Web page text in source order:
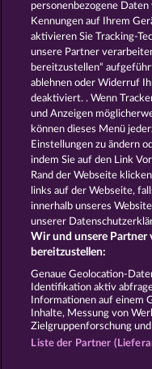
AGB
Affiliate-
personenbezogene
Kennungen auf Ihrem
aktivieren Sie Tracking-
unsere Partner
bereitzustellen“
ablehnen oder Widerruf
deaktiviert. . Wenn
und Anzeigen
können dieses Menü
Einstellungen zu ändern
indem Sie auf den Link
Rand der Webseite
links auf der Webseite,
innerhalb unseres
unserer
Wir und unsere Partner
bereitzustellen:
Genaue Geolocation-
Identifikation aktiv
Informationen auf einem
Inhalte, Messung von
Zielgruppenforschung
Liste der Partner